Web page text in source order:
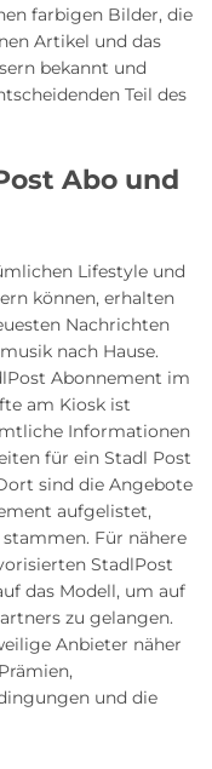
farbigen Bilder, die
Artikel und das
bekannt und
Teil des
Abo und
Lifestyle und
können, erhalten
Nachrichten
nach Hause.
Abonnement im
am Kiosk ist
Informationen
für ein Stadl Post
sind die Angebote
aufgelistet,
Für nähere
StadlPost
das Modell, um auf
zu gelangen.
Anbieter näher
und die